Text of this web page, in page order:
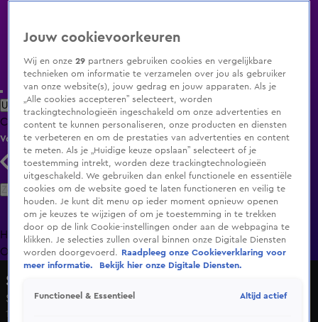
Uitzending Gemist Populaire programma's Zenders Genres
ClipsFilmsRadioSmart TV inlogShop
Volg KIJK
Zoeken
HomeUitzending Gemist Programma's De Bondgenoten
OranjezomerLivestreamsShop
Shownieuws Specials
Seizoen 1, aflevering 14
13 dec 2015, 22:55
Jouw cookievoorkeuren
Wij en onze29 partners gebruiken cookies en vergelijkbare
technieken om informatie te verzamelen over jou als gebruiker
van onze website(s), jouw gedrag en jouw apparaten. Als je
„Alle cookies accepteren” selecteert, worden
trackingtechnologieën ingeschakeld om onze advertenties en
content te kunnen personaliseren, onze producten en diensten
te verbeteren en om de prestaties van advertenties en content
te meten. Als je „Huidige keuze opslaan” selecteert of je
toestemming intrekt, worden deze trackingtechnologieën
uitgeschakeld. We gebruiken dan enkel functionele en essentiële
cookies om de website goed te laten functioneren en veilig te
houden. Je kunt dit menu op ieder moment opnieuw openen
om je keuzes te wijzigen of om je toestemming in te trekken
door op de link Cookie-instellingen onder aan de webpagina te
klikken. Je selecties zullen overal binnen onze Digitale Diensten
worden doorgevoerd.
Raadpleeg onze Cookieverklaring voor
meer informatie.
Bekijk hier onze Digitale Diensten.
Functioneel & Essentieel Altijd actief